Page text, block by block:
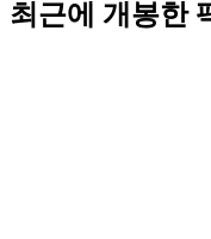
최근에 개봉한